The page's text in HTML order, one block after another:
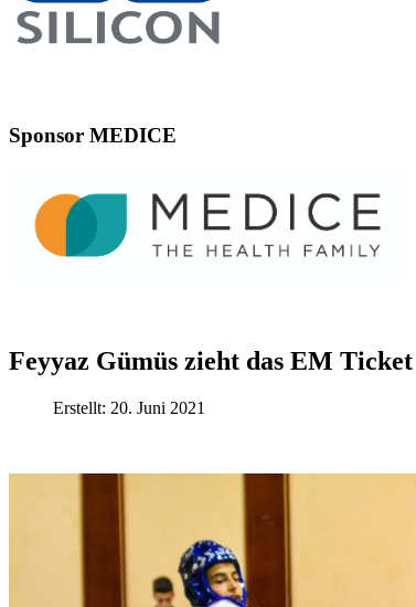
Sponsor MEDICE
Feyyaz Gümüs zieht das EM Ticket
Erstellt: 20. Juni 2021